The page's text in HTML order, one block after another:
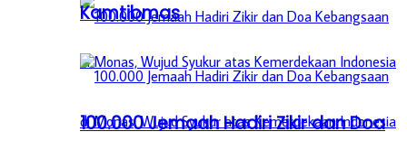
100.000 Jemaah Hadiri Zikir dan Doa
Kamtibmas